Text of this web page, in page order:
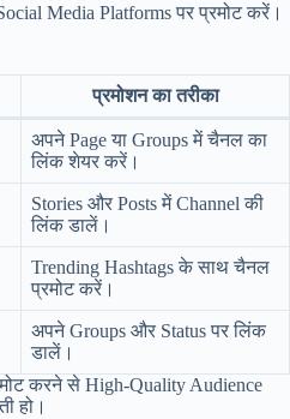
Media Platforms पर प्रमोट करें।
प्रमोशन का तरीका
अपने Page या Groups में चैनल का
लिंक शेयर करें।
Stories और Posts में Channel की
लिंक डालें।
Trending Hashtags के साथ चैनल
प्रमोट करें।
अपने Groups और Status पर लिंक
डालें।
करने से High-Quality Audience
हो।